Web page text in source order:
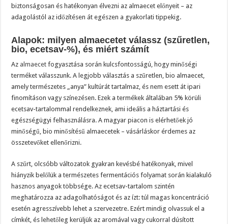
biztonságosan és hatékonyan élvezni az almaecet előnyeit – az
adagolástól az időzítésen át egészen a gyakorlati tippekig.
Alapok: milyen almaecetet válassz (szűretlen,
bio, ecetsav-%), és miért számít
Az almaecet fogyasztása során kulcsfontosságú, hogy minőségi
terméket válasszunk. A legjobb választás a szűretlen, bio almaecet,
amely természetes „anya” kultúrát tartalmaz, és nem esett át ipari
finomításon vagy színezésen. Ezek a termékek általában 5% körüli
ecetsav-tartalommal rendelkeznek, ami ideális a háztartási és
egészségügyi felhasználásra. A magyar piacon is elérhetőek jó
minőségű, bio minősítésű almaecetek – vásárláskor érdemes az
összetevőket ellenőrizni.
A szűrt, olcsóbb változatok gyakran kevésbé hatékonyak, mivel
hiányzik belőlük a természetes fermentációs folyamat során kialakuló
hasznos anyagok többsége. Az ecetsav-tartalom szintén
meghatározza az adagolhatóságot és az ízt: túl magas koncentráció
esetén agresszívebb lehet a szervezetre. Ezért mindig olvassuk el a
címkét, és lehetőleg kerüljük az aromával vagy cukorral dúsított